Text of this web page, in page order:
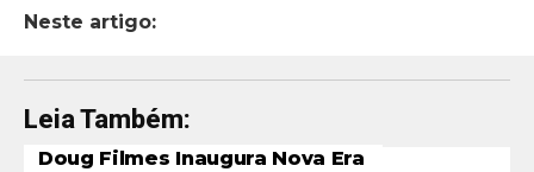
Neste artigo:
Leia Também:
Doug Filmes Inaugura Nova Era